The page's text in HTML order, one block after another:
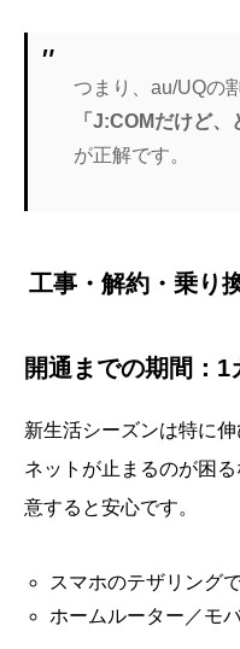
つまり、au/UQの
「J:COMだけど
が正解です。
工事・解約・乗り
開通までの期間：1
新生活シーズンは特に伸
ネットが止まるのが困
意すると安心です。
スマホのテザリング
ホームルーター／モ